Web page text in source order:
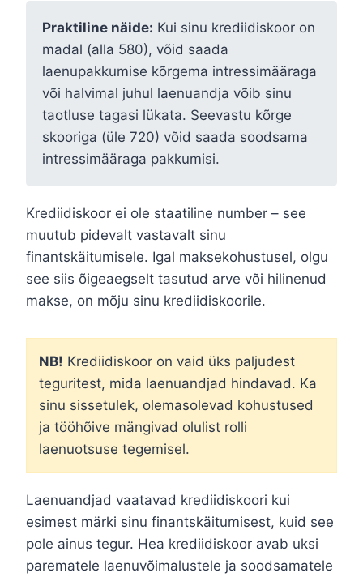
Praktiline näide: Kui sinu krediidiskoor on
madal (alla 580), võid saada
laenupakkumise kõrgema intressimääraga
või halvimal juhul laenuandja võib sinu
taotluse tagasi lükata. Seevastu kõrge
skooriga (üle 720) võid saada soodsama
intressimääraga pakkumisi.
Krediidiskoor ei ole staatiline number – see
muutub pidevalt vastavalt sinu
finantskäitumisele. Igal maksekohustusel, olgu
see siis õigeaegselt tasutud arve või hilinenud
makse, on mõju sinu krediidiskoorile.
NB! Krediidiskoor on vaid üks paljudest
teguritest, mida laenuandjad hindavad. Ka
sinu sissetulek, olemasolevad kohustused
ja tööhõive mängivad olulist rolli
laenuotsuse tegemisel.
Laenuandjad vaatavad krediidiskoori kui
esimest märki sinu finantskäitumisest, kuid see
pole ainus tegur. Hea krediidiskoor avab uksi
parematele laenuvõimalustele ja soodsamatele